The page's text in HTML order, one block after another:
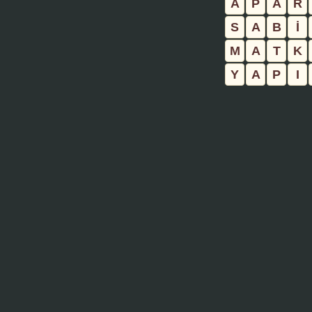
A
P A R
S
A B İ
M
A T K
Y
A P I